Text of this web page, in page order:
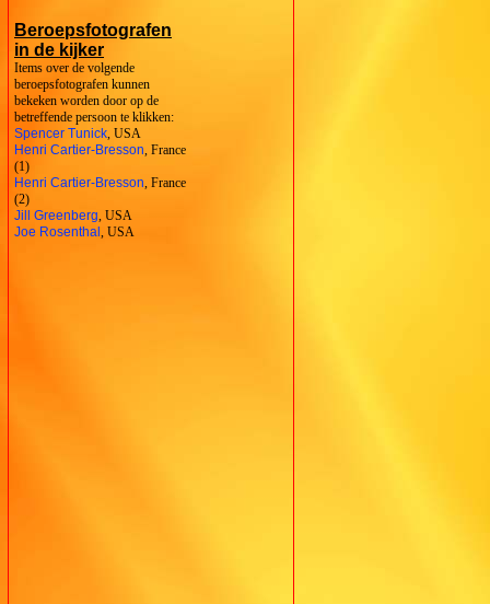
Beroepsfotografen
in de kijker
Items over de volgende
beroepsfotografen kunnen
bekeken worden door op de
betreffende persoon te klikken:
Spencer Tunick , USA
Henri Cartier-Bresson , France
(1)
Henri Cartier-Bresson , France
(2)
Jill Greenberg , USA
Joe Rosenthal , USA